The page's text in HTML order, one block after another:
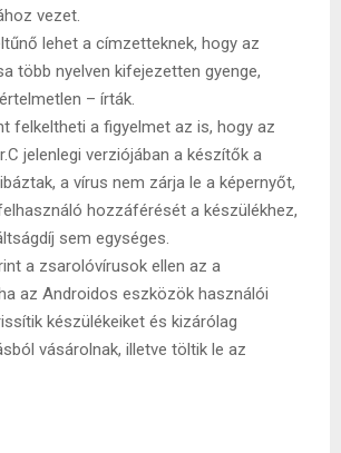
vezet.
lehet a címzetteknek, hogy az
több nyelven kifejezetten gyenge,
– írták.
felkeltheti a figyelmet az is, hogy az
jelenlegi verziójában a készítők a
a vírus nem zárja le a képernyőt,
hozzáférését a készülékhez,
sem egységes.
a zsarolóvírusok ellen az a
az Androidos eszközök használói
készülékeiket és kizárólag
vásárolnak, illetve töltik le az